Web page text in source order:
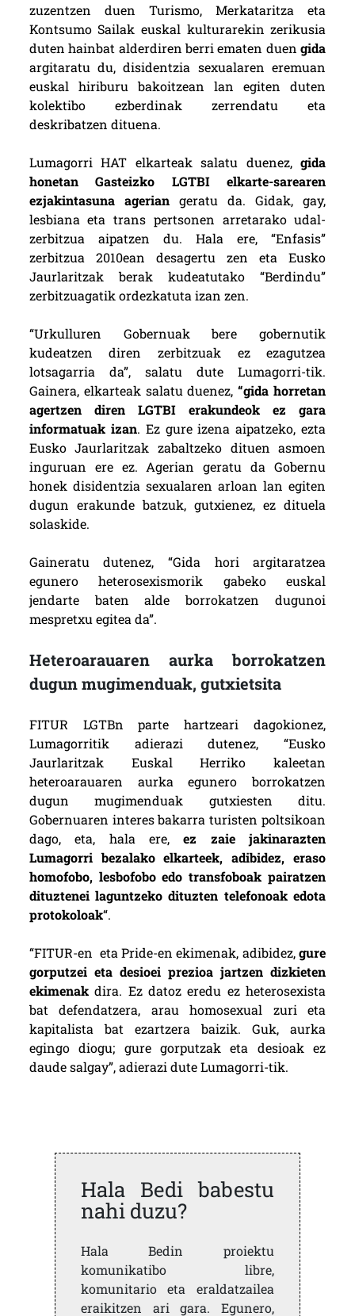
zuzentzen duen Turismo, Merkataritza eta
Kontsumo Sailak euskal kulturarekin zerikusia
duten hainbat alderdiren berri ematen duengida
argitaratu du, disidentzia sexualaren eremuan
euskal hiriburu bakoitzean lan egiten duten
kolektibo ezberdinak zerrendatu eta
deskribatzen dituena.
Lumagorri HAT elkarteak salatu duenez,gida
honetan Gasteizko LGTBI elkarte-sarearen
ezjakintasuna ageriangeratu da. Gidak, gay,
lesbiana eta trans pertsonen arretarako udal-
zerbitzua aipatzen du. Hala ere, “Enfasis”
zerbitzua 2010ean desagertu zen eta Eusko
Jaurlaritzak berak kudeatutako “Berdindu”
zerbitzuagatik ordezkatuta izan zen.
“Urkulluren Gobernuak bere gobernutik
kudeatzen diren zerbitzuak ez ezagutzea
lotsagarria da”, salatu dute Lumagorri-tik.
Gainera, elkarteak salatu duenez,“gida horretan
agertzen diren LGTBI erakundeok ezgara
informatuak izan. Ez gure izena aipatzeko, ezta
Eusko Jaurlaritzak zabaltzeko dituen asmoen
inguruan ere ez. Agerian geratu da Gobernu
honek disidentzia sexualaren arloan lan egiten
dugun erakunde batzuk, gutxienez, ez dituela
solaskide.
Gaineratu dutenez, “Gida hori argitaratzea
egunero heterosexismorik gabeko euskal
jendarte baten alde borrokatzen dugunoi
mespretxu egitea da”.
Heteroarauaren aurka borrokatzen
dugun mugimenduak, gutxietsita
FITUR LGTBn parte hartzeari dagokionez,
Lumagorritik adierazi dutenez, “Eusko
Jaurlaritzak Euskal Herriko kaleetan
heteroarauaren aurka egunero borrokatzen
dugun mugimenduak gutxiesten ditu.
Gobernuaren interes bakarra turisten poltsikoan
dago, eta, hala ere, ez zaie jakinarazten
Lumagorri bezalako elkarteek, adibidez, eraso
homofobo, lesbofobo edo transfoboak pairatzen
dituztenei laguntzeko dituzten telefonoak edota
protokoloak“.
“FITUR-en eta Pride-en ekimenak, adibidez,gure
gorputzei eta desioei prezioa jartzen dizkieten
ekimenakdira. Ez datoz eredu ez heterosexista
bat defendatzera, arau homosexual zuri eta
kapitalista bat ezartzera baizik. Guk, aurka
egingo diogu; gure gorputzak eta desioak ez
daude salgay”, adierazi dute Lumagorri-tik.
Hala Bedi babestu
nahi duzu?
Hala Bedin proiektu
komunikatibo libre,
komunitario eta eraldatzailea
eraikitzen ari gara. Egunero,